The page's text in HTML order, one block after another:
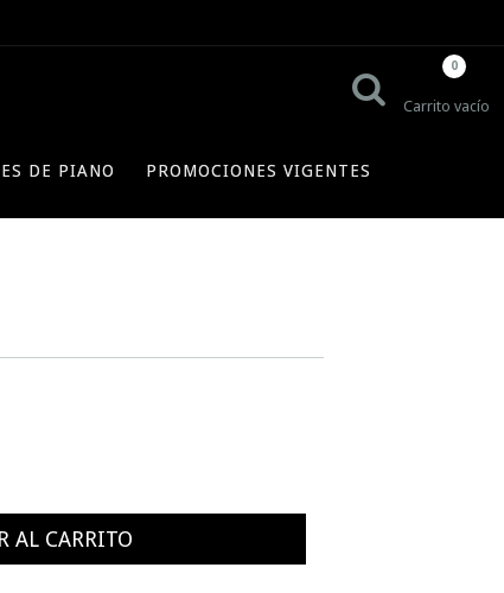
Carrito vacío
0
DE PIANO PROMOCIONES VIGENTES